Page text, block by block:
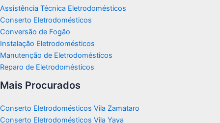
Assistência Técnica Eletrodomésticos
Conserto Eletrodomésticos
Conversão de Fogão
Instalação Eletrodomésticos
Manutenção de Eletrodomésticos
Reparo de Eletrodomésticos
Mais Procurados
Conserto Eletrodomésticos Vila Zamataro
Conserto Eletrodomésticos Vila Yaya